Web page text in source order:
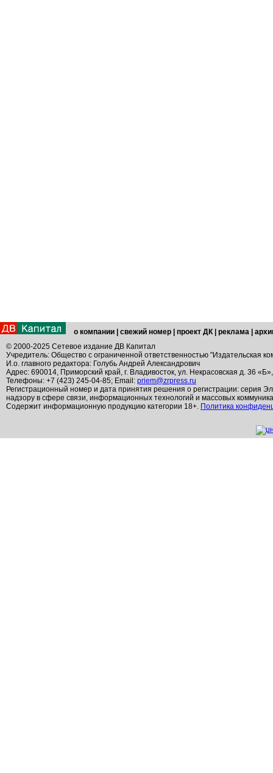
о компании свежий номер проект ДК реклама
© 2000-2025 Сетевое издание ДВ Капитал
Учредитель: Общество с ограниченной ответственностью "Издательская
И.о. главного редактора: Голубь Андрей Александрович
Адрес: 690014, Приморский край, г. Владивосток, ул. Некрасовская д. 36
Телефоны: +7 (423) 245-04-85; Email: priem@zrpress.ru
Регистрационный номер и дата принятия решения о регистрации: серия
надзору в сфере связи, информационных технологий и массовых
Содержит информационную продукцию категории 18+. Политика